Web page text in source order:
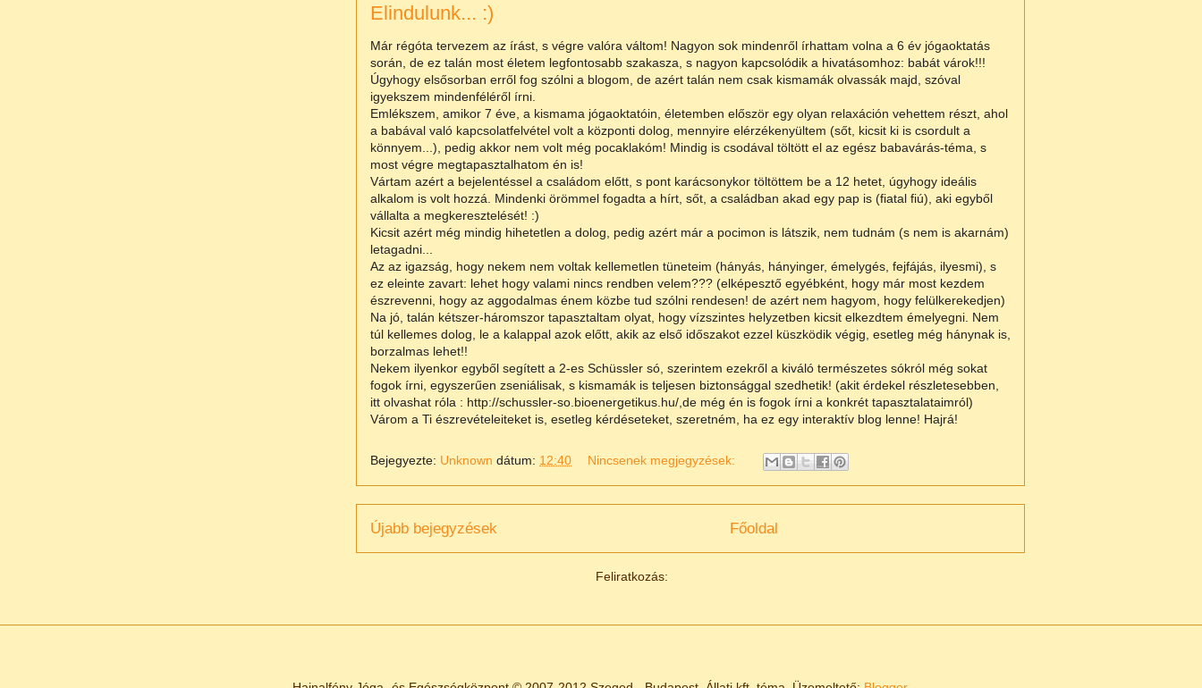
Elindulunk... :)
Már régóta tervezem az írást, s végre valóra váltom! Nagyon sok mindenről írhattam volna a 6 év jógaoktatás
során, de ez talán most életem legfontosabb szakasza, s nagyon kapcsolódik a hivatásomhoz: babát várok!!!
Úgyhogy elsősorban erről fog szólni a blogom, de azért talán nem csak kismamák olvassák majd, szóval
igyekszem mindenféléről írni.
Emlékszem, amikor 7 éve, a kismama jógaoktatóin, életemben először egy olyan relaxáción vehettem részt, ahol
a babával való kapcsolatfelvétel volt a központi dolog, mennyire elérzékenyültem (sőt, kicsit ki is csordult a
könnyem...), pedig akkor nem volt még pocaklakóm! Mindig is csodával töltött el az egész babavárás-téma, s
most végre megtapasztalhatom én is!
Vártam azért a bejelentéssel a családom előtt, s pont karácsonykor töltöttem be a 12 hetet, úgyhogy ideális
alkalom is volt hozzá. Mindenki örömmel fogadta a hírt, sőt, a családban akad egy pap is (fiatal fiú), aki egyből
vállalta a megkeresztelését! :)
Kicsit azért még mindig hihetetlen a dolog, pedig azért már a pocimon is látszik, nem tudnám (s nem is akarnám)
letagadni...
Az az igazság, hogy nekem nem voltak kellemetlen tüneteim (hányás, hányinger, émelygés, fejfájás, ilyesmi), s
ez eleinte zavart: lehet hogy valami nincs rendben velem??? (elképesztő egyébként, hogy már most kezdem
észrevenni, hogy az aggodalmas énem közbe tud szólni rendesen! de azért nem hagyom, hogy felülkerekedjen)
Na jó, talán kétszer-háromszor tapasztaltam olyat, hogy vízszintes helyzetben kicsit elkezdtem émelyegni. Nem
túl kellemes dolog, le a kalappal azok előtt, akik az első időszakot ezzel küszködik végig, esetleg még hánynak is,
borzalmas lehet!!
Nekem ilyenkor egyből segített a 2-es Schüssler só, szerintem ezekről a kiváló természetes sókról még sokat
fogok írni, egyszerűen zseniálisak, s kismamák is teljesen biztonsággal szedhetik! (akit érdekel részletesebben,
itt olvashat róla : http://schussler-so.bioenergetikus.hu/,de még én is fogok írni a konkrét tapasztalataimról)
Várom a Ti észrevételeiteket is, esetleg kérdéseteket, szeretném, ha ez egy interaktív blog lenne! Hajrá!
Bejegyezte: Unknown dátum: 12:40 Nincsenek megjegyzések:
Újabb bejegyzések Főoldal
Feliratkozás: